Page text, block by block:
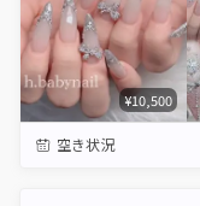
¥10,500
空き状況